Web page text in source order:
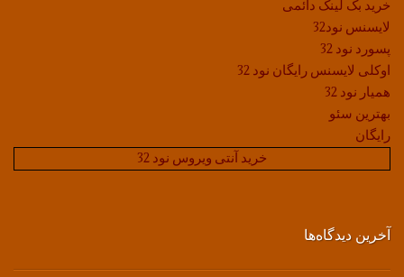
خرید بک لینک دائمی
لایسنس نود32
پسورد نود 32
اوکلی لایسنس رایگان نود 32
همیار نود 32
بهترین سئو
رایگان
خرید آنتی ویروس نود 32
آخرین دیدگاه‌ها